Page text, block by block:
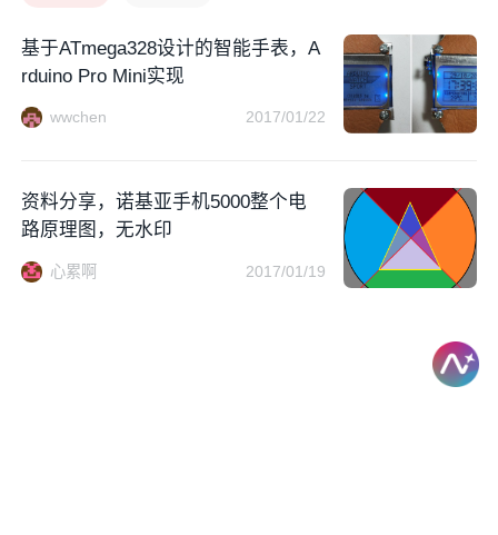
基于ATmega328设计的智能手表，A
rduino Pro Mini实现
wwchen 2017/01/22
资料分享，诺基亚手机5000整个电
路原理图，无水印
心累啊 2017/01/19